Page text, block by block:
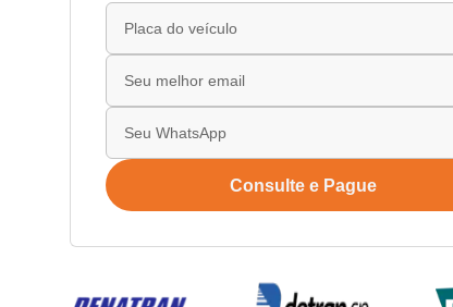
Consulte e Pague